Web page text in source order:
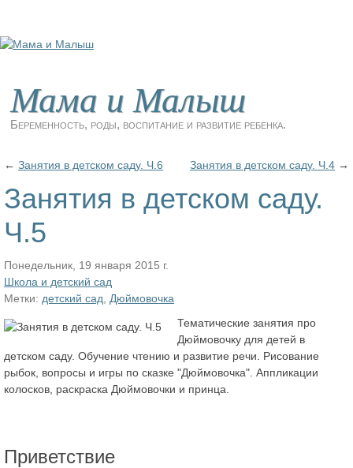
Мама и Малыш
Беременность, роды, воспитание и развитие ребенка.
← Занятия в детском саду. Ч.6 Занятия в детском саду. Ч.4 →
Занятия в детском саду.
Ч.5
Понедельник, 19 января 2015 г.
Школа и детский сад
Метки: детский сад
Дюймовочка
Тематические занятия про
Дюймовочку для детей в
детском саду. Обучение чтению и развитие речи. Рисование
рыбок, вопросы и игры по сказке "Дюймовочка". Аппликации
колосков, раскраска Дюймовочки и принца.
Приветствие